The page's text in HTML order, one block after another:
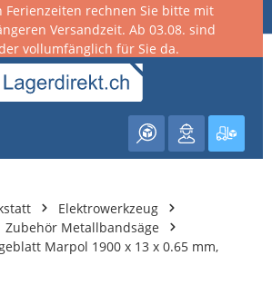
Ferienzeiten rechnen Sie bitte mit
Versandzeit. Ab 03.08. sind
vollumfänglich für Sie da.
Elektrowerkzeug
Zubehör Metallbandsäge
Marpol 1900 x 13 x 0.65 mm,